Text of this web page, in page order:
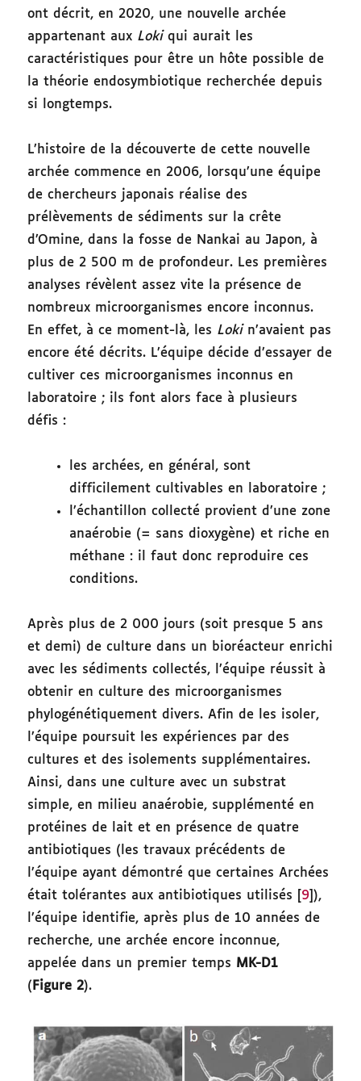
ont décrit, en 2020, une nouvelle archée
appartenant aux Lokiqui aurait les
caractéristiques pour être un hôte possible de
la théorie endosymbiotique recherchée depuis
si longtemps.
L’histoire de la découverte de cette nouvelle
archée commence en 2006, lorsqu’une équipe
de chercheurs japonais réalise des
prélèvements de sédiments sur la crête
d’Omine, dans la fosse de Nankai au Japon, à
plus de 2 500 m de profondeur. Les premières
analyses révèlent assez vite la présence de
nombreux microorganismes encore inconnus.
En effet, à ce moment-là, les Loki n’avaient pas
encore été décrits. L’équipe décide d’essayer de
cultiver ces microorganismes inconnus en
laboratoire ; ils font alors face à plusieurs
défis :
les archées, en général, sont
difficilement cultivables en laboratoire ;
l’échantillon collecté provient d’une zone
anaérobie (= sans dioxygène) et riche en
méthane : il faut donc reproduire ces
conditions.
Après plus de 2 000 jours (soit presque 5 ans
et demi) de culture dans un bioréacteur enrichi
avec les sédiments collectés, l’équipe réussit à
obtenir en culture des microorganismes
phylogénétiquement divers. Afin de les isoler,
l’équipe poursuit les expériences par des
cultures et des isolements supplémentaires.
Ainsi, dans une culture avec un substrat
simple, en milieu anaérobie, supplémenté en
protéines de lait et en présence de quatre
antibiotiques (les travaux précédents de
l’équipe ayant démontré que certaines Archées
était tolérantes aux antibiotiques utilisés [ 9 ]),
l’équipe identifie, après plus de 10 années de
recherche, une archée encore inconnue,
appelée dans un premier temps MK-D1
( Figure 2).